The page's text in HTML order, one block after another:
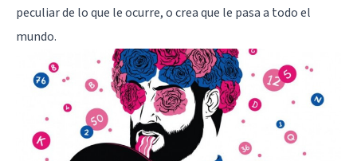
peculiar de lo que le ocurre, o crea que le pasa a todo el
mundo.